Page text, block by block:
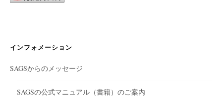
インフォメーション
SAGSからのメッセージ
SAGSの公式マニュアル（書籍）のご案内